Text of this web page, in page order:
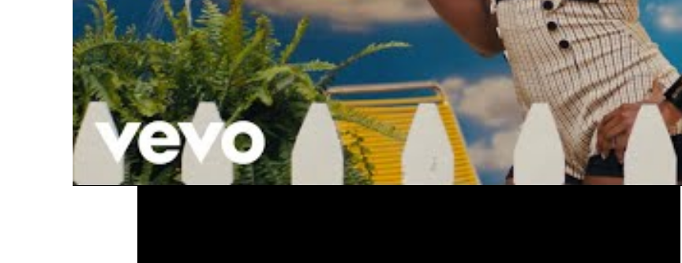
Une sélection au All-Star Game n’a pas rassasié Dejounte Murray. Le
meneur des Spurs a toujours faim et s’il a bouffé du faucon et du
pélican ces deux derniers jours, il compte bien intégrer le play-in et
une qualification en playoffs au menu.